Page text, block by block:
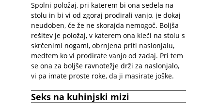
Spolni položaj, pri katerem bi ona sedela na
stolu in bi vi od zgoraj prodirali vanjo, je dokaj
neudoben, če že ne skorajda nemogoč. Boljša
rešitev je položaj, v katerem ona kleči na stolu s
skrčenimi nogami, obrnjena priti naslonjalu,
medtem ko vi prodirate vanjo od zadaj. Pri tem
se ona za boljše ravnotežje drži za naslonjalo,
vi pa imate proste roke, da ji masirate joške.
Seks na kuhinjski mizi